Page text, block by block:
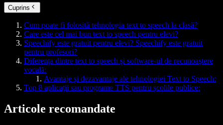
Cuprins
Cum poate fi folosită tehnologia text to speech la clasă?
Care este cel mai bun text to speech pentru elevi?
Speechify este gratuit pentru elevi? Speechify este gratuit
pentru profesori?
Diferența dintre text to speech și software-ul de recunoaștere
vocală:
Avantaje și dezavantaje ale tehnologiei Text to Speech:
Top 8 aplicații sau programe TTS pentru școlile publice:
Articole recomandate